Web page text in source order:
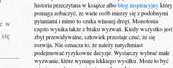
w
historia przeczytana w książce alboblog inspiracyjnyktóry
pomaga zobaczyć, że wiele osób mierzy się z podobnymi
pytaniami i mimo to szuka własnej drogi. Monotonia
często wynika także z braku wyzwań. Kiedy wszystko jest
zbyt przewidywalne, człowiek przestaje czuć, że się
rozwija. Nie oznacza to, że należy natychmiast
podejmować ryzykowne decyzje. Wystarczy wybrać małe
wyzwanie, które wymaga lekkiego wysiłku. Może to być